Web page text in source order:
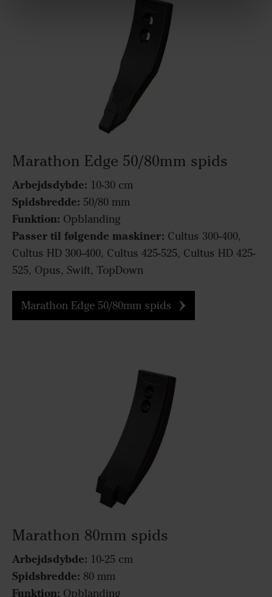
Marathon Edge 50/80mm spids
Arbejdsdybde: 10-30 cm
Spidsbredde: 50/80 mm
Funktion: Opblanding
Passer til følgende maskiner: Cultus 300-400,
Cultus HD 300-400, Cultus 425-525, Cultus HD 425-
525, Opus, Swift, TopDown
Marathon Edge 50/80mm spids
Marathon 80mm spids
Arbejdsdybde: 10-25 cm
Spidsbredde: 80 mm
Funktion: Opblanding